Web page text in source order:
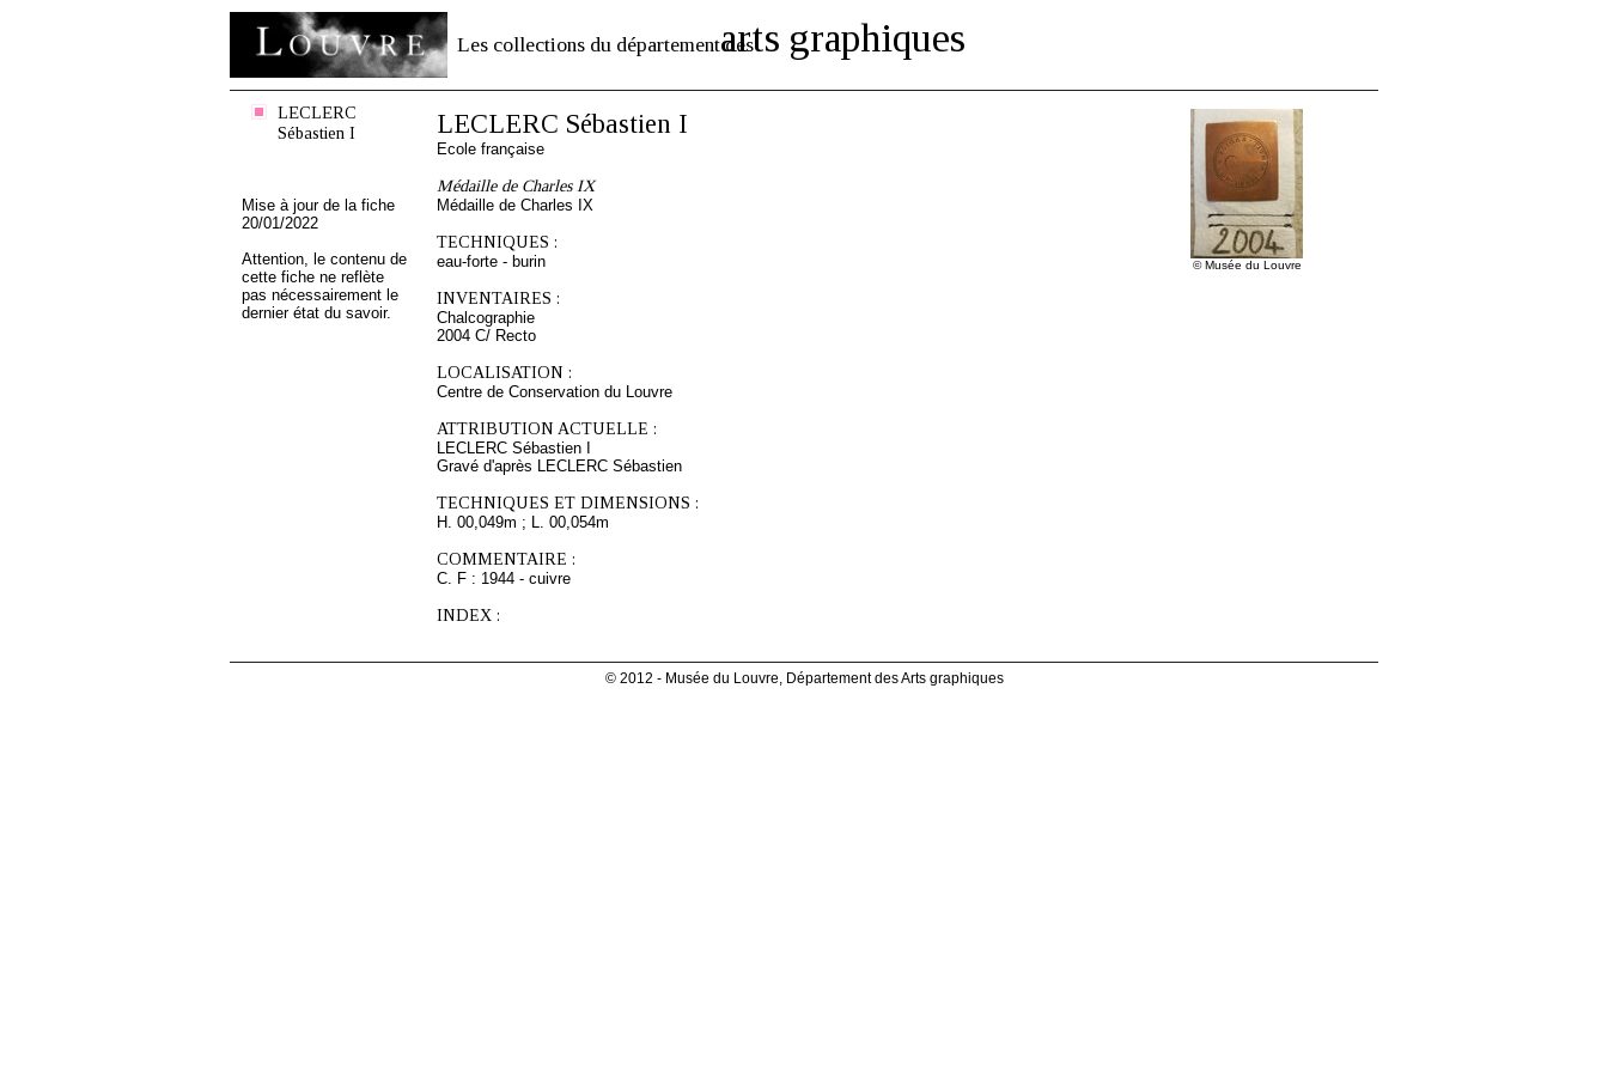
Les collections du département desarts graphiques
LECLERC
Sébastien I
Mise à jour de la fiche
20/01/2022
Attention, le contenu de
cette fiche ne reflète
pas nécessairement le
dernier état du savoir.
© Musée du Louvre
LECLERC Sébastien I
Ecole française
Médaille de Charles IX
Médaille de Charles IX
TECHNIQUES :
eau-forte - burin
INVENTAIRES :
Chalcographie
2004 C/ Recto
LOCALISATION :
Centre de Conservation du Louvre
ATTRIBUTION ACTUELLE :
LECLERC Sébastien I
Gravé d'après LECLERC Sébastien
TECHNIQUES ET DIMENSIONS :
H. 00,049m ; L. 00,054m
COMMENTAIRE :
C. F : 1944 - cuivre
INDEX :
© 2012 - Musée du Louvre, Département des Arts graphiques